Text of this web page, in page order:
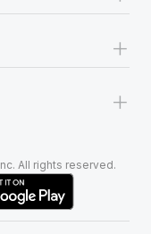
+
+
All rights reserved.